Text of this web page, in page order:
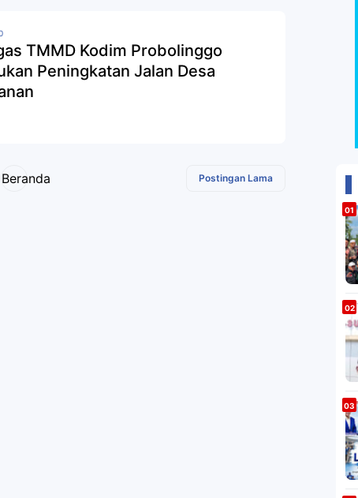
TMMD Kodim Probolinggo
Peningkatan Jalan Desa
Postingan Lama
Beranda